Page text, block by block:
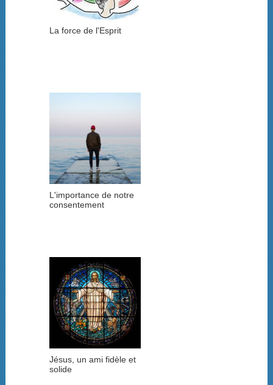
La force de l'Esprit
L'importance de notre
consentement
Jésus, un ami fidèle et
solide